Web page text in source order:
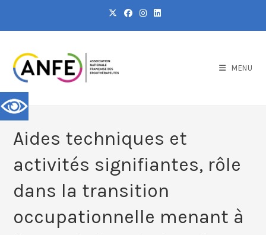
MENU
Aides techniques et
activités signifiantes, rôle
dans la transition
occupationnelle menant à